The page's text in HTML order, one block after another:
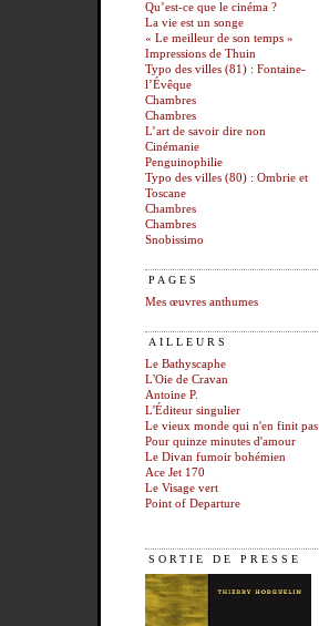
Qu’est-ce que le cinéma ?
La vie est un songe
« Le meilleur de son temps »
Impressions de Thuin
Typo des villes (81) : Fontaine-
l’Évêque
Chambres
Chambres
L’art de savoir dire non
Cinémanie
Penguinophilie
Typo des villes (80) : Ombrie et
Toscane
Chambres
Chambres
Snobissimo
PAGES
Mes œuvres anthumes
AILLEURS
Le Bathyscaphe
L'Oie de Cravan
Antoine P.
L'Éditeur singulier
Le vieux monde qui n'en finit pas
Pour quinze minutes d'amour
Le Divan fumoir bohémien
Ace Jet 170
Le Visage vert
Point of Departure
SORTIE DE PRESSE